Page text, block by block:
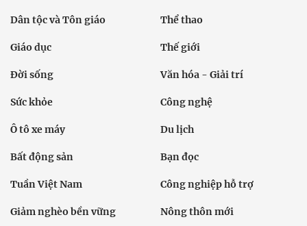
Dân tộc và Tôn giáo Thể thao
Giáo dục Thế giới
Đời sống Văn hóa - Giải trí
Sức khỏe Công nghệ
Ô tô xe máy Du lịch
Bất động sản Bạn đọc
Tuần Việt Nam Công nghiệp hỗ trợ
Giảm nghèo bền vững Nông thôn mới